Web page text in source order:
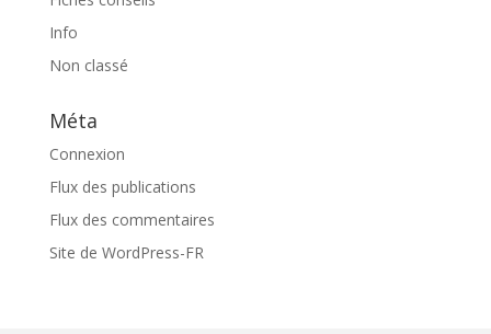
Info
Non classé
Méta
Connexion
Flux des publications
Flux des commentaires
Site de WordPress-FR